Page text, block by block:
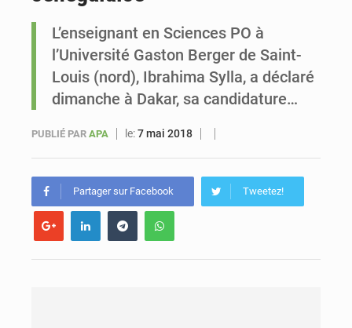
L’enseignant en Sciences PO à
l’Université Gaston Berger de Saint-
Louis (nord), Ibrahima Sylla, a déclaré
dimanche à Dakar, sa candidature…
PUBLIÉ PAR APA le:7 mai 2018
Partager sur Facebook Tweetez!